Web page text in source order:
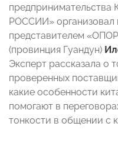
РОССИИ» организовал
представителем
(провинция Гуандун)
Эксперт рассказала о
проверенных
какие особенности
помогают в
тонкости в общении с